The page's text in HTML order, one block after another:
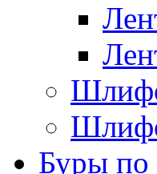
Буры по